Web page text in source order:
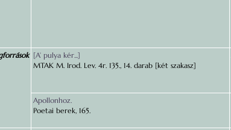
[A’ pulya kér...]
MTAK M. Irod. Lev. 4r. 135., 14. darab [két szakasz]
Apollonhoz.
Poetai berek, 165.